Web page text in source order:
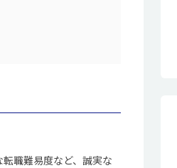
職難易度など、誠実な